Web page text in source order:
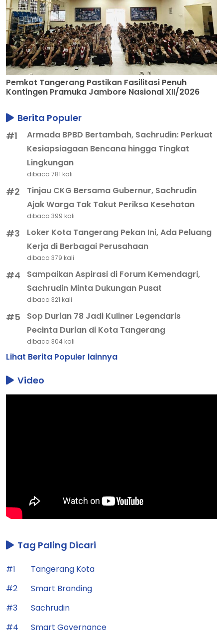
Pemkot Tangerang Pastikan Fasilitasi Penuh
Kontingen Pramuka Jambore Nasional XII/2026
Berita Populer
#1
Armada BPBD Bertambah, Sachrudin: Perkuat
Kesiapsiagaan Bencana hingga Tingkat
Lingkungan
dibaca 781 kali
#2
Tinjau CKG Bersama Gubernur, Sachrudin
Ajak Warga Tak Takut Periksa Kesehatan
dibaca 399 kali
#3
Loker Kota Tangerang Pekan Ini, Ada Peluang
Kerja di Berbagai Perusahaan
dibaca 379 kali
#4
Sampaikan Aspirasi di Forum Kemendagri,
Sachrudin Minta Dukungan Pusat
dibaca 321 kali
#5
Sop Durian 78 Jadi Kuliner Legendaris
Pecinta Durian di Kota Tangerang
dibaca 304 kali
Lihat Berita Populer lainnya
Video
Tag Paling Dicari
#1
Tangerang Kota
#2
Smart Branding
#3
Sachrudin
#4
Smart Governance